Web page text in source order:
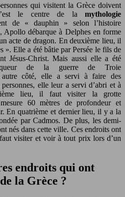
qui visitent la Grèce doivent
le centre de la mythologie
de « dauphin » selon l’histoire
Apollo débarque à Delphes en forme
acte de dragon. En deuxième lieu, il
». Elle a été bâtie par Persée le fils de
Jésus-Christ. Mais aussi elle a été
de la guerre de Troie
autre côté, elle a servi à faire des
elle leur a servi d’abri et à
lieu, il faut visiter la grotte
60 mètres de profondeur et
En quatrième et dernier lieu, il y a la
par Cadmos. De plus, les demi-
nés dans cette ville. Ces endroits ont
visiter et voir à tout prix lors d’un
endroits qui ont
la Grèce ?